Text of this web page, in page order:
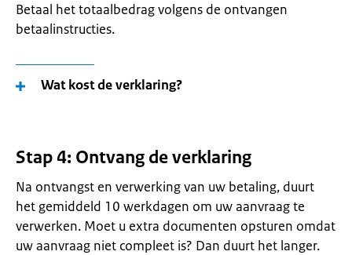
Betaal het totaalbedrag volgens de ontvangen
betaalinstructies.
Wat kost de verklaring?
Stap 4: Ontvang de verklaring
Na ontvangst en verwerking van uw betaling, duurt
het gemiddeld 10 werkdagen om uw aanvraag te
verwerken. Moet u extra documenten opsturen omdat
uw aanvraag niet compleet is? Dan duurt het langer.